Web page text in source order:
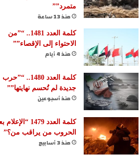
متمرد””
منذ 13 ساعة
كلمة العدد 1481.. “”من
الاحتواء إلى الإقصاء””
منذ 4 أيام
كلمة العدد 1480.. “”حرب
جديدة لم تُحسم نهايتها””
منذ أسبوعين
كلمة العدد 1479
الحروب من يراقب من؟”
منذ 3 أسابيع